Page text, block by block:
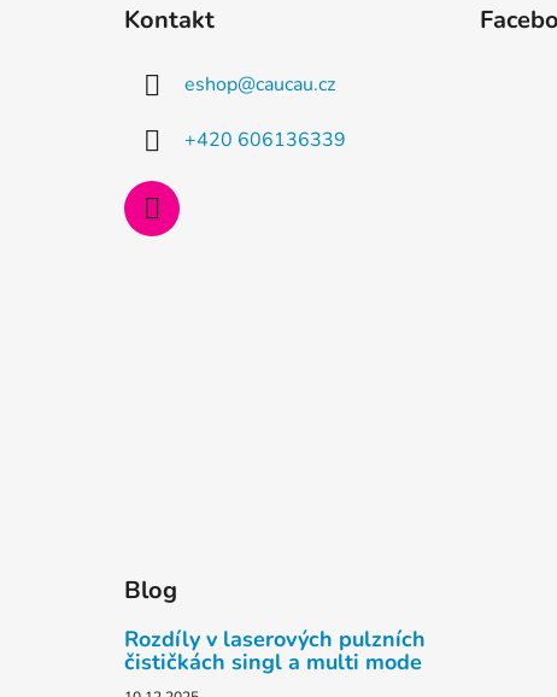
Kontakt
eshop@caucau.cz
+420 606136339
Blog
Rozdíly v laserových pulzních
čističkách singl a multi mode